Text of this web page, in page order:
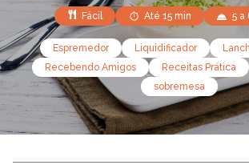
Fácil Até 15 min 5 a
Espremedor Liquidificador
Recebendo Amigos
Receitas Prática
sobremesa